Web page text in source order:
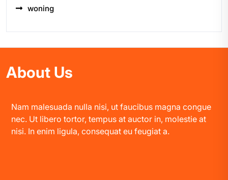
woning
About Us
Nam malesuada nulla nisi, ut faucibus magna congue
nec. Ut libero tortor, tempus at auctor in, molestie at
nisi. In enim ligula, consequat eu feugiat a.